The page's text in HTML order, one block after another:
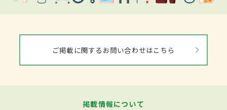
ご掲載に関するお問い合わせはこちら
掲載情報について